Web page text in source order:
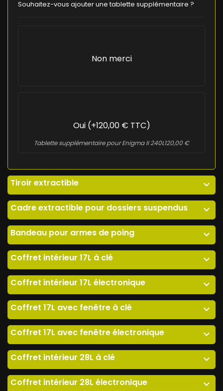
Souhaitez-vous ajouter une tablette supplémentaire ?
Non merci
Oui (+120,00 € TTC)
Tablette supplémentaire pour Enigma II 240L120,00 €
Tiroir extractible expand_more
Cadre extractible pour dossiers suspendus expand_more
Bandeau pour armes de poing expand_more
Coffret intérieur 17L à clé expand_more
Coffret intérieur 17L électronique expand_more
Coffret 17L avec fenêtre à clé expand_more
Coffret 17L avec fenêtre électronique expand_more
Coffret intérieur 28L à clé expand_more
Coffret intérieur 28L électronique expand_more